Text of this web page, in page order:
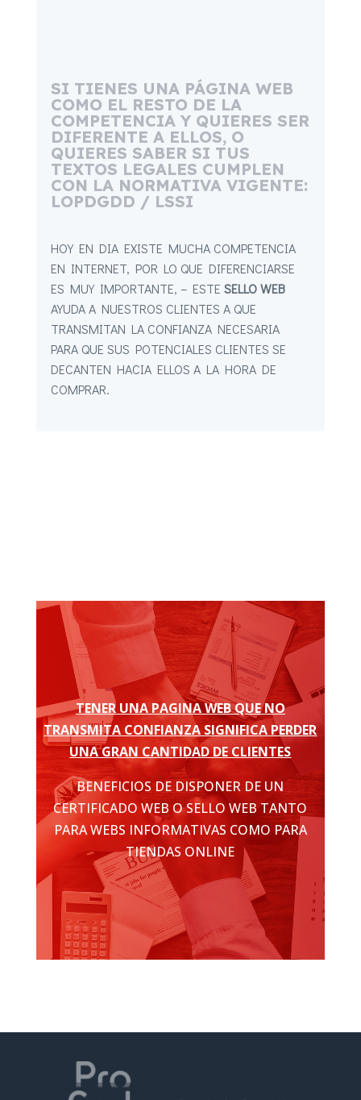
SI TIENES UNA PÁGINA WEB
COMO EL RESTO DE LA
COMPETENCIA Y QUIERES SER
DIFERENTE A ELLOS, O
QUIERES SABER SI TUS
TEXTOS LEGALES CUMPLEN
CON LA NORMATIVA VIGENTE:
LOPDGDD / LSSI
HOY EN DIA EXISTE MUCHA COMPETENCIA
EN INTERNET, POR LO QUE DIFERENCIARSE
ES MUY IMPORTANTE, – ESTE SELLO WEB
AYUDA A NUESTROS CLIENTES A QUE
TRANSMITAN LA CONFIANZA NECESARIA
PARA QUE SUS POTENCIALES CLIENTES SE
DECANTEN HACIA ELLOS A LA HORA DE
COMPRAR.
TENER UNA PAGINA WEB QUE NO
TRANSMITA CONFIANZA SIGNIFICA PERDER
UNA GRAN CANTIDAD DE CLIENTES
BENEFICIOS DE DISPONER DE UN
CERTIFICADO WEB O SELLO WEB TANTO
PARA WEBS INFORMATIVAS COMO PARA
TIENDAS ONLINE